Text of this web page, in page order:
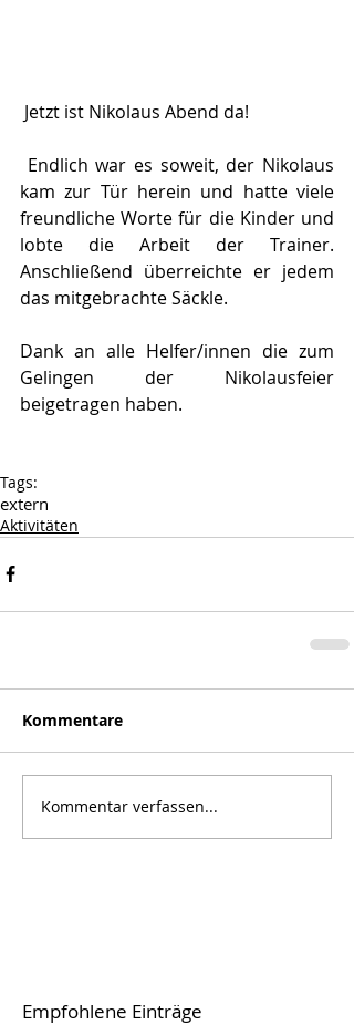
Jetzt ist Nikolaus Abend da!
kam zur Tür herein und hatte viele
freundliche Worte für die Kinder und
lobte die Arbeit der Trainer.
Anschließend überreichte er jedem
das mitgebrachte Säckle.
Dank an alle Helfer/innen die zum
Gelingen der Nikolausfeier
beigetragen haben.
Tags:
extern
Aktivitäten
Kommentare
Kommentar verfassen...
Empfohlene Einträge